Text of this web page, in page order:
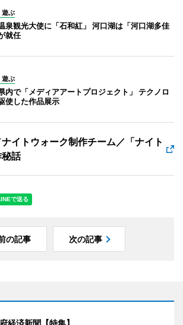
遊ぶ
泉観光大使に「石和紅」 河口湖は「河口湖多佳
就任
遊ぶ
内で「メディアアートプロジェクト」 テクノロ
使した作品展示
イトウォーク制作チーム／「ナイト
話
の記事 次の記事
経済新聞【特集】